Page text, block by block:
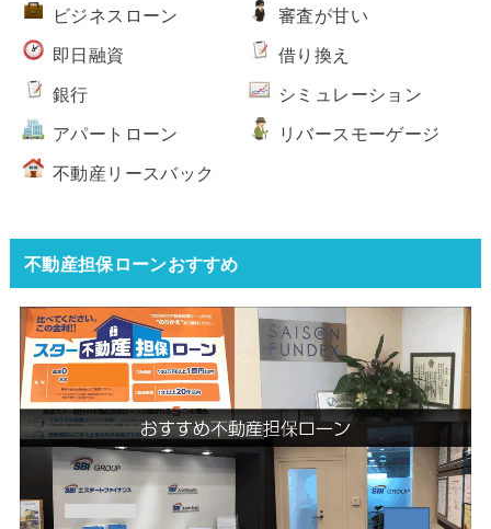
ビジネスローン 審査が甘い
即日融資 借り換え
銀行 シミュレーション
アパートローン リバースモーゲージ
不動産リースバック
不動産担保ローンおすすめ